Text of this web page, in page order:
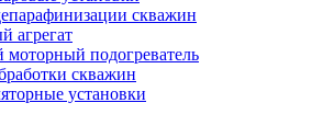
скважин
агрегат
подогреватель
скважин
установки